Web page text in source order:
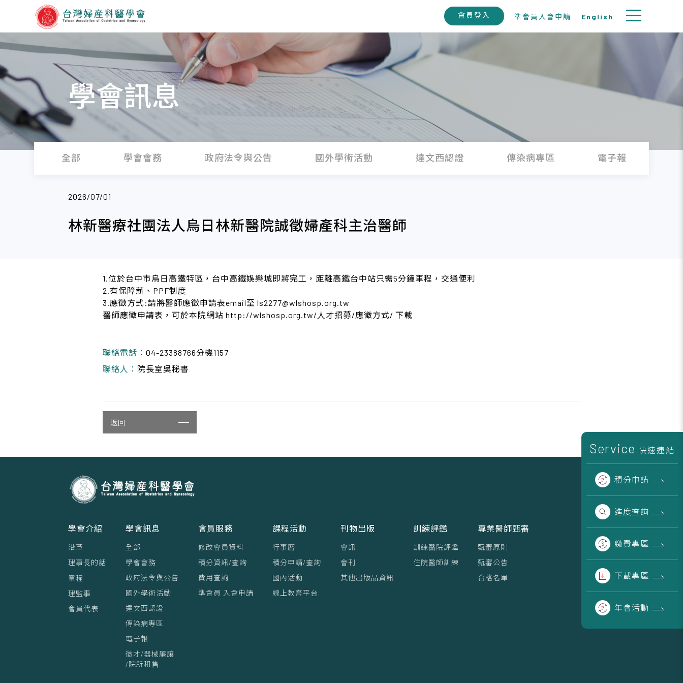
會員登入 準會員入會申請 English
Service 快速連結
積分申請
進度查詢
繳費專區
下載專區
年會活動
學會訊息
全部 學會會務 政府法令與公告 國外學術活動 達文西認證 傳染病專區 電子報
2026/07/01
林新醫療社團法人烏日林新醫院誠徵婦產科主治醫師
1.位於台中市烏日高鐵特區，台中高鐵娛樂城即將完工，距離高鐵台中站只需5分鐘車程，交通便利
2.有保障薪、PPF制度
3.應徵方式:請將醫師應徵申請表email至 ls2277@wlshosp.org.tw
醫師應徵申請表，可於本院網站 http://wlshosp.org.tw/人才招募/應徵方式/ 下載
聯絡電話： 04-23388766分機1157
聯絡人： 院長室吳秘書
返回
學會介紹
沿革
理事⻑的話
章程
理監事
會員代表
學會訊息
全部
學會會務
政府法令與公告
國外學術活動
達文西認證
傳染病專區
電子報
徵才/器械廉讓
/院所租售
會員服務
修改會員資料
積分資訊/查詢
費用查詢
準會員 入會申請
課程活動
行事曆
積分申請/查詢
國內活動
線上教育平台
刊物出版
會訊
會刊
其他出版品資訊
訓練評鑑
訓練醫院評鑑
住院醫師訓練
專業醫師甄審
甄審原則
甄審公告
合格名單